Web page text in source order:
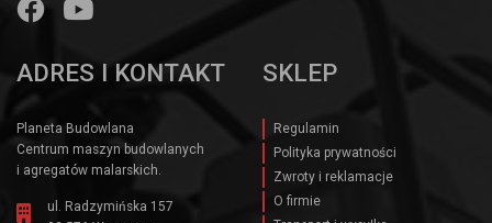
ADRES I KONTAKT
Planeta Budowlana
Centrum maszyn budowlanych
i agregatów malarskich.
ul. Radzymińska 157
SKLEP
Regulamin
Polityka prywatności
Zwroty i reklamacje
O firmie